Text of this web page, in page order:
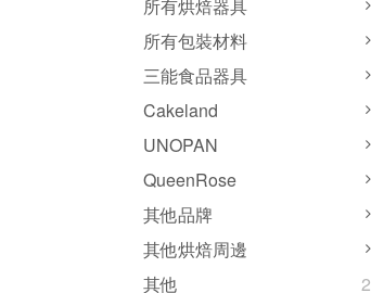
所有烘焙器具
所有包裝材料
三能食品器具
Cakeland
UNOPAN
QueenRose
其他品牌
其他烘焙周邊
其他
2